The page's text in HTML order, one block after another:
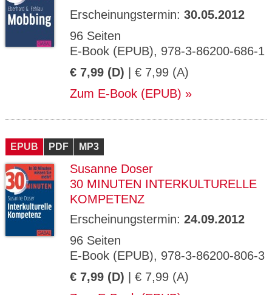
Erscheinungstermin: 30.05.2012
96 Seiten
E-Book (EPUB), 978-3-86200-686-1
€ 7,99 (D) | € 7,99 (A)
Zum E-Book (EPUB)
EPUB PDF MP3
Susanne Doser
30 MINUTEN INTERKULTURELLE
KOMPETENZ
Erscheinungstermin: 24.09.2012
96 Seiten
E-Book (EPUB), 978-3-86200-806-3
€ 7,99 (D) | € 7,99 (A)